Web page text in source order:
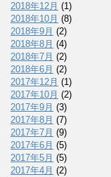
2018年12月 (1)
2018年10月 (8)
2018年9月 (2)
2018年8月 (4)
2018年7月 (2)
2018年6月 (2)
2017年12月 (1)
2017年10月 (2)
2017年9月 (3)
2017年8月 (7)
2017年7月 (9)
2017年6月 (5)
2017年5月 (5)
2017年4月 (2)